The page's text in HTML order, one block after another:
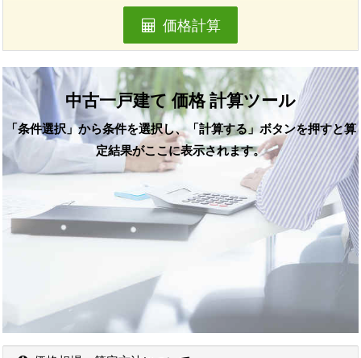
価格計算
中古一戸建て 価格 計算ツール
「条件選択」から条件を選択し、「計算する」ボタンを押すと算
定結果がここに表示されます。